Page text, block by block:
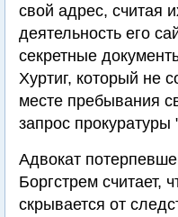
свой адрес, считая
деятельность его
секретные
Хуртиг, который не
месте пребывания
запрос
Адвокат
Боргстрем считает,
скрывается от